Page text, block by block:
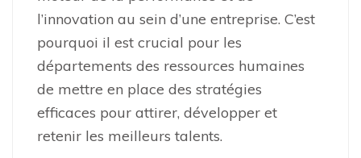
l’innovation au sein d’une entreprise. C’est
pourquoi il est crucial pour les
départements des ressources humaines
de mettre en place des stratégies
efficaces pour attirer, développer et
retenir les meilleurs talents.